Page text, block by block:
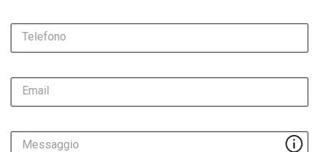
Telefono
Email
Messaggio